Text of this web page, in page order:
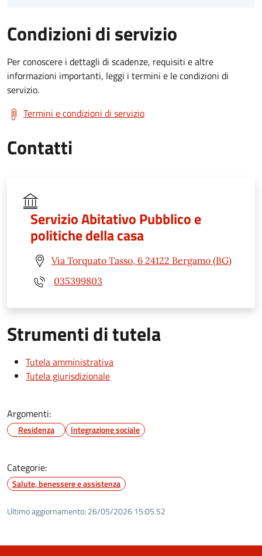
Condizioni di servizio
Per conoscere i dettagli di scadenze, requisiti e altre
informazioni importanti, leggi i termini e le condizioni di
servizio.
Termini e condizioni di servizio
Contatti
Servizio Abitativo Pubblico e
politiche della casa
Via Torquato Tasso, 6 24122 Bergamo (BG)
035399803
Strumenti di tutela
Tutela amministrativa
Tutela giurisdizionale
Argomenti:
Residenza Integrazione sociale
Categorie:
Salute, benessere e assistenza
Ultimo aggiornamento: 26/05/2026 15:05.52